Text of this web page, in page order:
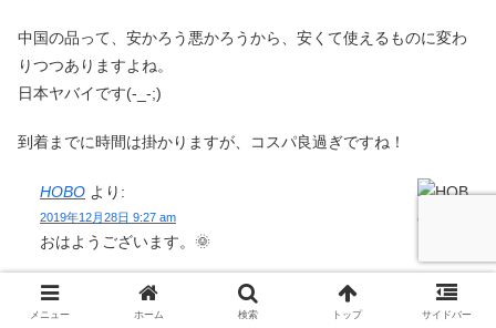
中国の品って、安かろう悪かろうから、安くて使えるものに変わ
りつつありますよね。
日本ヤバイです(-_-;)
到着までに時間は掛かりますが、コスパ良過ぎですね！
HOBO より:
2019年12月28日 9:27 am
おはようございます。🌞
確かに品質は良くなってきてますね。
他のレビューを見ても、多少の当たり外れはあるようですが、
メニュー ホーム 検索 トップ サイドバー